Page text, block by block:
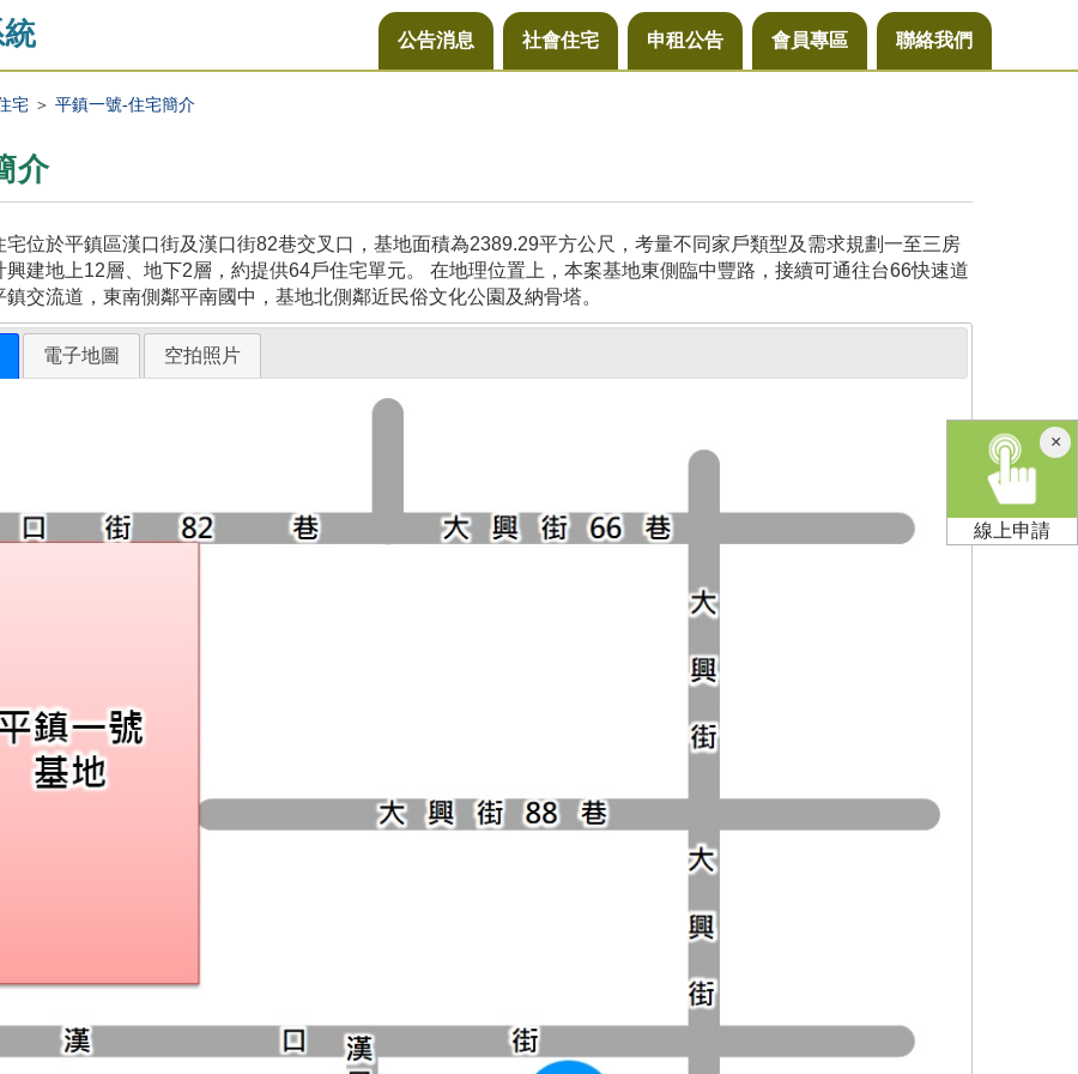
公告消息 社會住宅 申租公告 會員專區 聯絡我們
宅＞ 平鎮一號-住宅簡介
介
宅位於平鎮區漢口街及漢口街82巷交叉口，基地面積為2389.29平方公尺，考量不同家戶類型及需求規劃一至三房
興建地上12層、地下2層，約提供64戶住宅單元。 在地理位置上，本案基地東側臨中豐路，接續可通往台66快速道
鎮交流道，東南側鄰平南國中，基地北側鄰近民俗文化公園及納骨塔。
電子地圖 空拍照片
×關
閉
線上申請